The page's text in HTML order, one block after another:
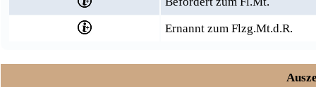
Ernannt zum Flzg.Mt.d.R.